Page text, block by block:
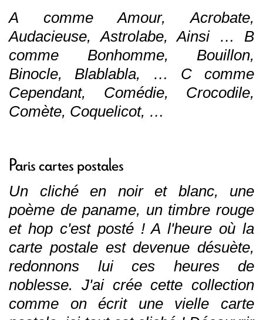
A comme Amour, Acrobate,
Audacieuse, Astrolabe, Ainsi … B
comme Bonhomme, Bouillon,
Binocle, Blablabla, … C comme
Cependant, Comédie, Crocodile,
Comète, Coquelicot, …
Paris cartes postales
Un cliché en noir et blanc, une
poème de paname, un timbre rouge
et hop c'est posté ! A l'heure où la
carte postale est devenue désuète,
redonnons lui ces heures de
noblesse. J'ai crée cette collection
comme on écrit une vielle carte